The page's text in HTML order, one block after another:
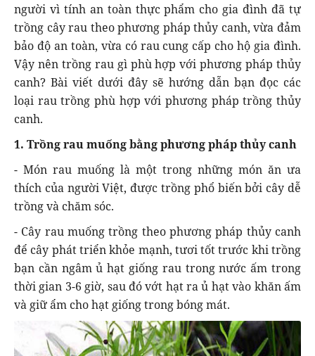
người vì tính an toàn thực phẩm cho gia đình đã tự
trồng cây rau theo phương pháp thủy canh, vừa đảm
bảo độ an toàn, vừa có rau cung cấp cho hộ gia đình.
Vậy nên trồng rau gì phù hợp với phương pháp thủy
canh? Bài viết dưới đây sẽ hướng dẫn bạn đọc các
loại rau trồng phù hợp với phương pháp trồng thủy
canh.
1. Trồng rau muống bằng phương pháp thủy canh
- Món rau muống là một trong những món ăn ưa
thích của người Việt, được trồng phổ biến bởi cây dễ
trồng và chăm sóc.
- Cây rau muống trồng theo phương pháp thủy canh
để cây phát triển khỏe mạnh, tươi tốt trước khi trồng
bạn cần ngâm ủ hạt giống rau trong nước ấm trong
thời gian 3-6 giờ, sau đó vớt hạt ra ủ hạt vào khăn ấm
và giữ ẩm cho hạt giống trong bóng mát.